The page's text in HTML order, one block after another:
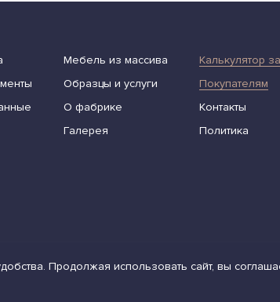
Продолжая использовать сайт, вы
Мебель из массива
Образцы и услуги
О фабрике
Галерея
Калькулятор
Покупателям
Контакты
Политика